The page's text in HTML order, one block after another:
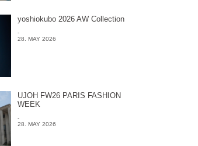
yoshiokubo 2026 AW Collection
-
28. MAY 2026
UJOH FW26 PARIS FASHION
WEEK
-
28. MAY 2026